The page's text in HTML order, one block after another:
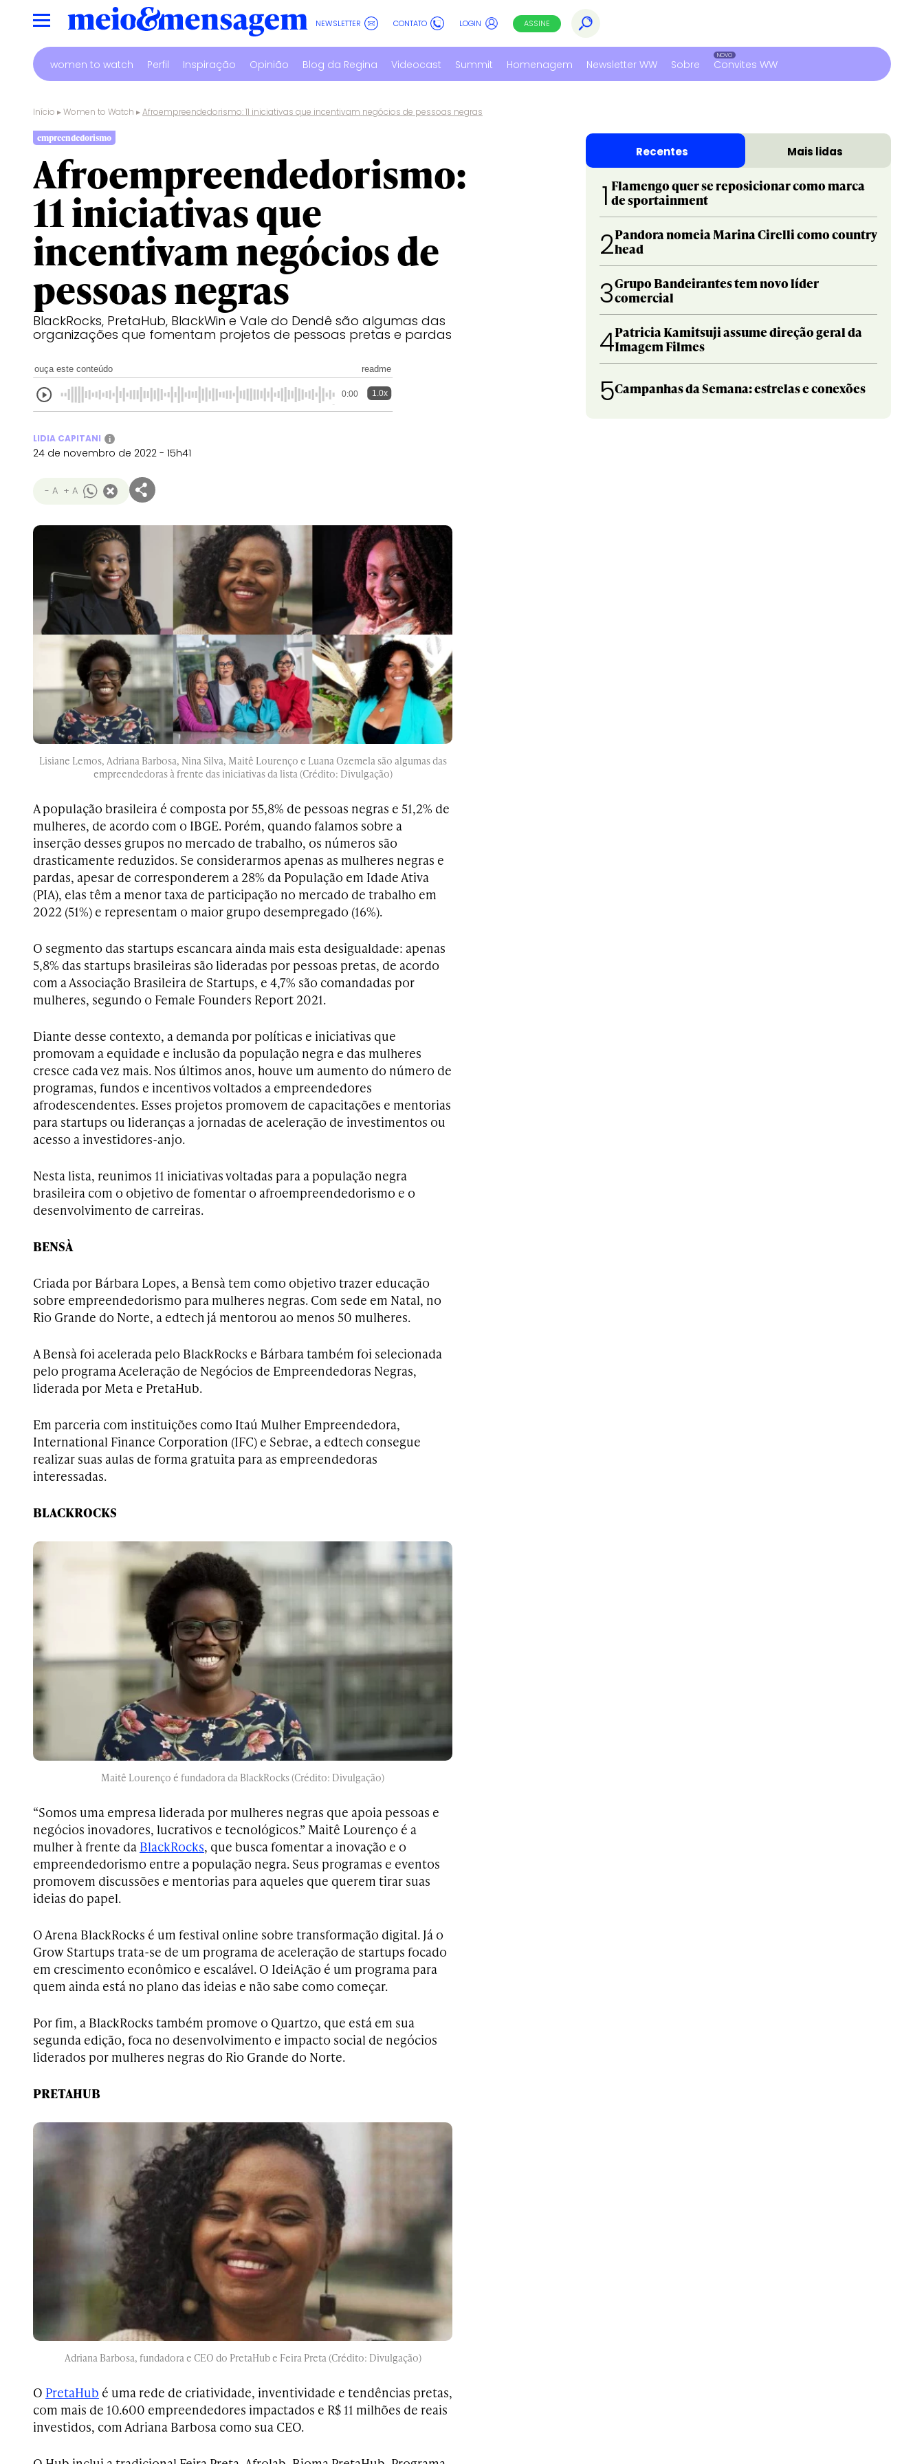
NEWSLETTER CONTATO LOGIN ASSINE
women to watch Perfil Inspiração Opinião Blog da Regina Videocast Summit Homenagem Newsletter WW Sobre Convites WW
Início ▸Women to Watch ▸Afroempreendedorismo: 11 iniciativas que incentivam negócios de pessoas negras
empreendedorismo
Afroempreendedorismo:
11 iniciativas que
incentivam negócios de
pessoas negras
BlackRocks, PretaHub, BlackWin e Vale do Dendê são algumas das
organizações que fomentam projetos de pessoas pretas e pardas
ouça este conteúdo readme
0:00 1.0x
LIDIA CAPITANI i
24 de novembro de 2022 - 15h41
- A + A
Lisiane Lemos, Adriana Barbosa, Nina Silva, Maitê Lourenço e Luana Ozemela são algumas das
empreendedoras à frente das iniciativas da lista (Crédito: Divulgação)
A população brasileira é composta por 55,8% de pessoas negras e 51,2% de
mulheres, de acordo com o IBGE. Porém, quando falamos sobre a
inserção desses grupos no mercado de trabalho, os números são
drasticamente reduzidos. Se considerarmos apenas as mulheres negras e
pardas, apesar de corresponderem a 28% da População em Idade Ativa
(PIA), elas têm a menor taxa de participação no mercado de trabalho em
2022 (51%) e representam o maior grupo desempregado (16%).
O segmento das startups escancara ainda mais esta desigualdade: apenas
5,8% das startups brasileiras são lideradas por pessoas pretas, de acordo
com a Associação Brasileira de Startups, e 4,7% são comandadas por
mulheres, segundo o Female Founders Report 2021.
Diante desse contexto, a demanda por políticas e iniciativas que
promovam a equidade e inclusão da população negra e das mulheres
cresce cada vez mais. Nos últimos anos, houve um aumento do número de
programas, fundos e incentivos voltados a empreendedores
afrodescendentes. Esses projetos promovem de capacitações e mentorias
para startups ou lideranças a jornadas de aceleração de investimentos ou
acesso a investidores-anjo.
Nesta lista, reunimos 11 iniciativas voltadas para a população negra
brasileira com o objetivo de fomentar o afroempreendedorismo e o
desenvolvimento de carreiras.
BENSÀ
Criada por Bárbara Lopes, a Bensà tem como objetivo trazer educação
sobre empreendedorismo para mulheres negras. Com sede em Natal, no
Rio Grande do Norte, a edtech já mentorou ao menos 50 mulheres.
A Bensà foi acelerada pelo BlackRocks e Bárbara também foi selecionada
pelo programa Aceleração de Negócios de Empreendedoras Negras,
liderada por Meta e PretaHub.
Em parceria com instituições como Itaú Mulher Empreendedora,
International Finance Corporation (IFC) e Sebrae, a edtech consegue
realizar suas aulas de forma gratuita para as empreendedoras
interessadas.
BLACKROCKS
Maitê Lourenço é fundadora da BlackRocks (Crédito: Divulgação)
“Somos uma empresa liderada por mulheres negras que apoia pessoas e
negócios inovadores, lucrativos e tecnológicos.” Maitê Lourenço é a
mulher à frente da BlackRocks, que busca fomentar a inovação e o
empreendedorismo entre a população negra. Seus programas e eventos
promovem discussões e mentorias para aqueles que querem tirar suas
ideias do papel.
O Arena BlackRocks é um festival online sobre transformação digital. Já o
Grow Startups trata-se de um programa de aceleração de startups focado
em crescimento econômico e escalável. O IdeiAção é um programa para
quem ainda está no plano das ideias e não sabe como começar.
Por fim, a BlackRocks também promove o Quartzo, que está em sua
segunda edição, foca no desenvolvimento e impacto social de negócios
liderados por mulheres negras do Rio Grande do Norte.
PRETAHUB
Adriana Barbosa, fundadora e CEO do PretaHub e Feira Preta (Crédito: Divulgação)
O PretaHub é uma rede de criatividade, inventividade e tendências pretas,
com mais de 10.600 empreendedores impactados e R$ 11 milhões de reais
investidos, com Adriana Barbosa como sua CEO.
Recentes Mais lidas
1 Flamengo quer se reposicionar como marca
de sportainment
2Pandora nomeia Marina Cirelli como country
head
3Grupo Bandeirantes tem novo líder
comercial
4Patricia Kamitsuji assume direção geral da
Imagem Filmes
5Campanhas da Semana: estrelas e conexões